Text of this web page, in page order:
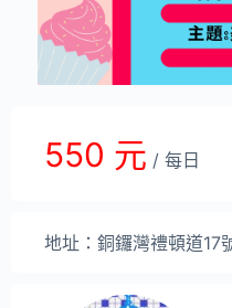
550 元 / 每日
地址：銅鑼灣禮頓道17